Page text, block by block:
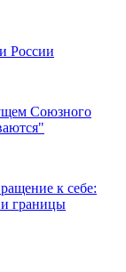
России
Союзного
к себе:
границы